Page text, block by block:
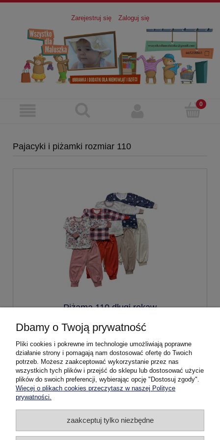
Zarejestruj się Zaloguj się
Pajacyki i piżamki rozmiar 110
Piżama 110 długi rękaw
49,99 zł
do koszyka
Pomoc
Dostawa i płatność
Dbamy o Twoją prywatność
Pliki cookies i pokrewne im technologie umożliwiają poprawne
działanie strony i pomagają nam dostosować ofertę do Twoich
potrzeb. Możesz zaakceptować wykorzystanie przez nas
wszystkich tych plików i przejść do sklepu lub dostosować użycie
plików do swoich preferencji, wybierając opcję "Dostosuj zgody".
Więcej o plikach cookies przeczytasz w naszej Polityce
prywatności.
zaakceptuj tylko niezbędne